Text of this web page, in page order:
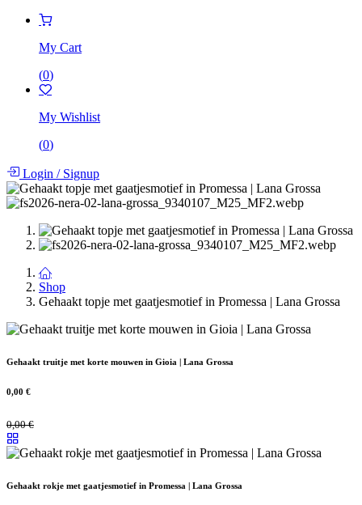
My Cart
(0)
My Wishlist
(0)
Login /Signup
Shop
Gehaakt topje met gaatjesmotief in Promessa | Lana Grossa
Gehaakt truitje met korte mouwen in Gioia | Lana Grossa
0,00 €
0,00€
Gehaakt rokje met gaatjesmotief in Promessa | Lana Grossa